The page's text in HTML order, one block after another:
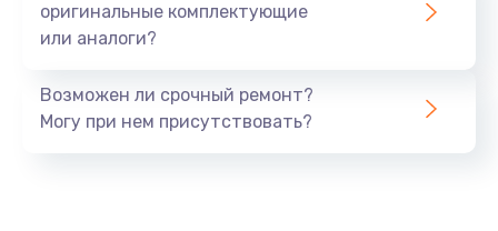
оригинальные комплектующие
или аналоги?
Возможен ли срочный ремонт?
Могу при нем присутствовать?